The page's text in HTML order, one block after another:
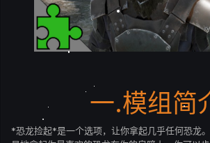
一.模组简
*恐龙捡起*是一个选项，让你拿起几乎任何恐龙